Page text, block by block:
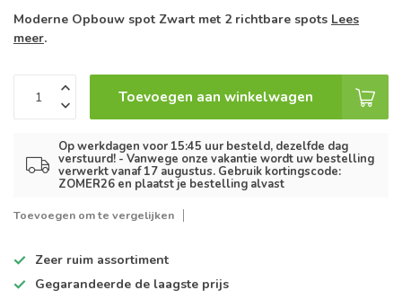
Moderne Opbouw spot Zwart met 2 richtbare spots Lees
meer.
Toevoegen aan winkelwagen
Op werkdagen voor 15:45 uur besteld, dezelfde dag
verstuurd! - Vanwege onze vakantie wordt uw bestelling
verwerkt vanaf 17 augustus. Gebruik kortingscode:
ZOMER26 en plaatst je bestelling alvast
Toevoegen om te vergelijken
Zeer ruim assortiment
Gegarandeerde de laagste prijs